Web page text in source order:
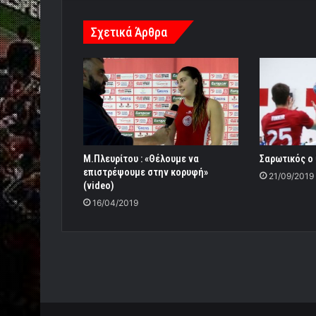
Σχετικά Άρθρα
M.Πλευρίτου : «Θέλουμε να
επιστρέψουμε στην κορυφή»
(video)
16/04/2019
Σαρωτικός ο
21/09/2019